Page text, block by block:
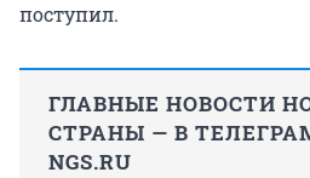
поступил.
ГЛАВНЫЕ НОВОСТИ
СТРАНЫ — В
NGS.RU